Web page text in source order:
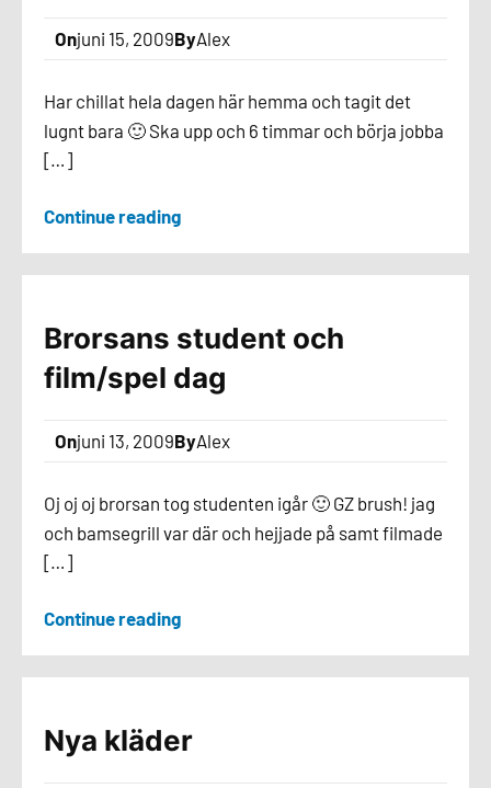
Onjuni 15, 2009ByAlex
Har chillat hela dagen här hemma och tagit det
lugnt bara 🙂 Ska upp och 6 timmar och börja jobba
[…]
Continue reading
Brorsans student och
film/spel dag
Onjuni 13, 2009ByAlex
Oj oj oj brorsan tog studenten igår 🙂 GZ brush! jag
och bamsegrill var där och hejjade på samt filmade
[…]
Continue reading
Nya kläder